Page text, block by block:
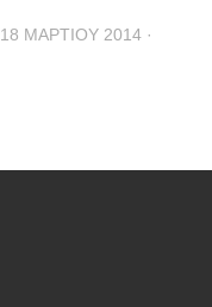
18 ΜΑΡΤΊΟΥ 2014 ·